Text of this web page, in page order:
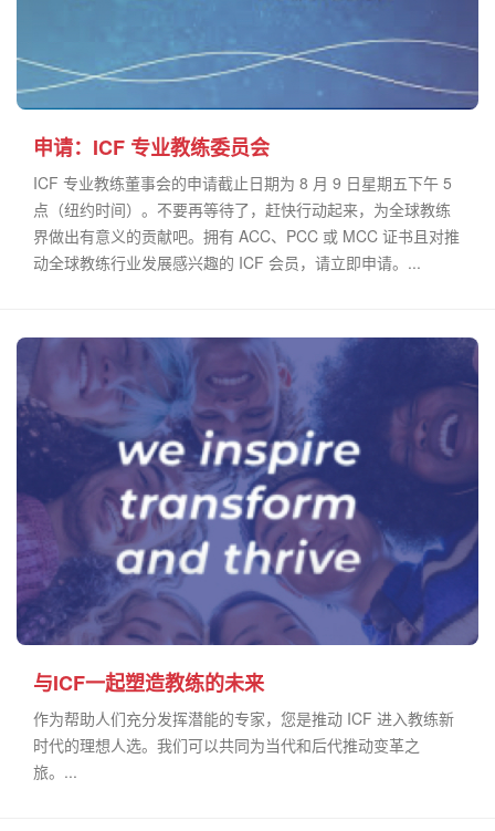
申请：ICF 专业教练委员会
ICF 专业教练董事会的申请截止日期为 8 月 9 日星期五下午 5
点（纽约时间）。不要再等待了，赶快行动起来，为全球教练
界做出有意义的贡献吧。拥有 ACC、PCC 或 MCC 证书且对推
动全球教练行业发展感兴趣的 ICF 会员，请立即申请。...
与ICF一起塑造教练的未来
作为帮助人们充分发挥潜能的专家，您是推动 ICF 进入教练新
时代的理想人选。我们可以共同为当代和后代推动变革之
旅。...